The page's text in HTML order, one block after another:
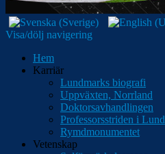
Visa/dölj navigering
Hem
Karriär
Lundmarks biografi
Uppväxten, Norrland
Doktorsavhandlingen
Professorsstriden i Lund
Rymdmonumentet
Vetenskap